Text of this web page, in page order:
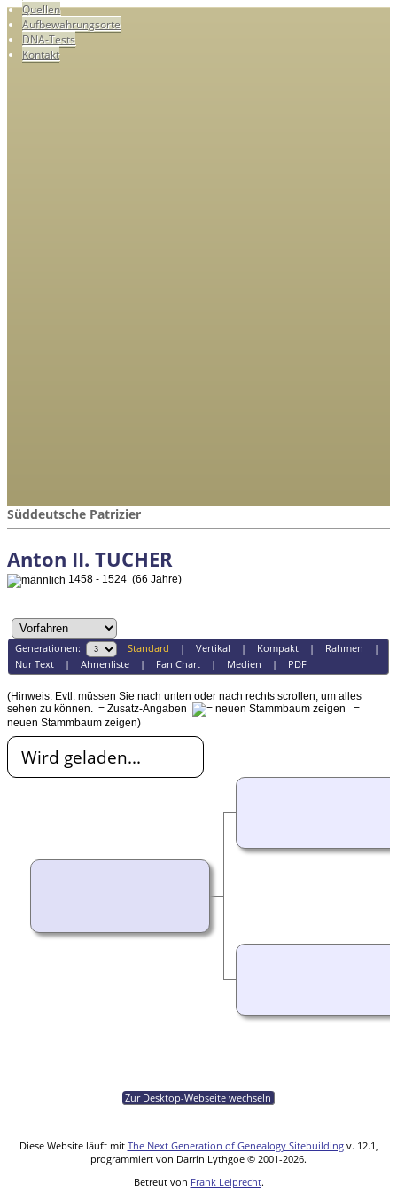
Quellen
Aufbewahrungsorte
DNA-Tests
Kontakt
Süddeutsche Patrizier
Anton II. TUCHER
1458 - 1524 (66 Jahre)
Generationen: Standard | Vertikal | Kompakt| Rahmen |
Nur Text| Ahnenliste| Fan Chart| Medien | PDF
(Hinweis: Evtl. müssen Sie nach unten oder nach rechts scrollen, um alles
sehen zu können.
= Zusatz-Angaben
=
neuen Stammbaum zeigen)
Wird geladen...
Zur Desktop-Webseite wechseln
Diese Website läuft mit The Next Generation of Genealogy Sitebuildingv. 12.1,
programmiert von Darrin Lythgoe © 2001-2026.
Betreut von Frank Leiprecht.